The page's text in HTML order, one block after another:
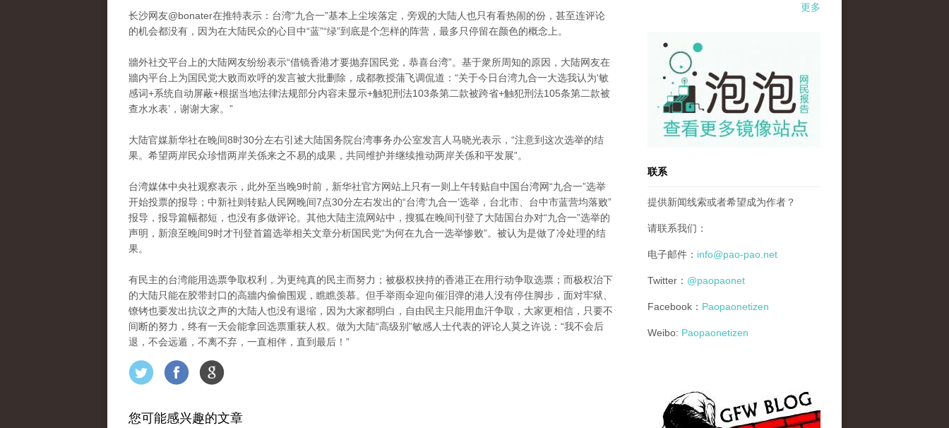
长沙网友@bonater在推特表示：台湾“九合一”基本上尘埃落定，旁观的大陆人也只有看热闹的份，甚至连评论
的机会都没有，因为在大陆民众的心目中“蓝”“绿”到底是个怎样的阵营，最多只停留在颜色的概念上。
牆外社交平台上的大陆网友纷纷表示“借镜香港才要抛弃国民党，恭喜台湾”。基于衆所周知的原因，大陆网友在
牆内平台上为国民党大败而欢呼的发言被大批删除，成都教授蒲飞调侃道：“关于今日台湾九合一大选我认为‘敏
感词+系统自动屏蔽+根据当地法律法规部分内容未显示+触犯刑法103条第二款被跨省+触犯刑法105条第二款被
查水水表’，谢谢大家。”
大陆官媒新华社在晚间8时30分左右引述大陆国务院台湾事务办公室发言人马晓光表示，“注意到这次选举的结
果。希望两岸民众珍惜两岸关係来之不易的成果，共同维护并继续推动两岸关係和平发展”。
台湾媒体中央社观察表示，此外至当晚9时前，新华社官方网站上只有一则上午转贴自中国台湾网“九合一”选举
开始投票的报导；中新社则转贴人民网晚间7点30分左右发出的“台湾‘九合一’选举，台北市、台中市蓝营均落败”
报导，报导篇幅都短，也没有多做评论。其他大陆主流网站中，搜狐在晚间刊登了大陆国台办对“九合一”选举的
声明，新浪至晚间9时才刊登首篇选举相关文章分析国民党“为何在九合一选举惨败”。被认为是做了冷处理的结
果。
有民主的台湾能用选票争取权利，为更纯真的民主而努力；被极权挟持的香港正在用行动争取选票；而极权治下
的大陆只能在胶带封口的高牆内偷偷围观，瞧瞧羡慕。但手举雨伞迎向催泪弹的港人没有停住脚步，面对牢狱、
镣铐也要发出抗议之声的大陆人也没有退缩，因为大家都明白，自由民主只能用血汗争取，大家更相信，只要不
间断的努力，终有一天会能拿回选票重获人权。做为大陆“高级别”敏感人士代表的评论人莫之许说：“我不会后
退，不会远遁，不离不弃，一直相伴，直到最后！”
您可能感兴趣的文章
更多
pao-pao-banner-mirror-site-120814.jpg
联系
提供新闻线索或者希望成为作者？
请联系我们：
电子邮件： info@pao-pao.net
Twitter： @paopaonet
Facebook： Paopaonetizen
Weibo: Paopaonetizen
gfw_blog_small.jpg